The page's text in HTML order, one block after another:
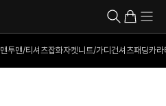
맨투맨/티셔츠잡화자켓니트/가디건셔츠패딩카라